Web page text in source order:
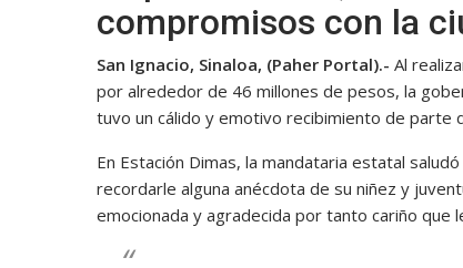
compromisos con la
San Ignacio, Sinaloa, (Paher Portal).- Al
por alrededor de 46 millones de pesos, la
tuvo un cálido y emotivo recibimiento de parte
En Estación Dimas, la mandataria estatal
recordarle alguna anécdota de su niñez y
emocionada y agradecida por tanto cariño que